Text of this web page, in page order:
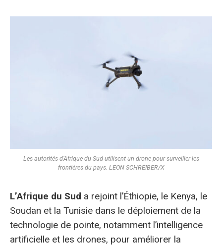
Les autorités d’Afrique du Sud utilisent un drone pour surveiller les
frontières du pays. LEON SCHREIBER/X
L’Afrique du Sud a rejoint l’Éthiopie, le Kenya, le
Soudan et la Tunisie dans le déploiement de la
technologie de pointe, notamment l’intelligence
artificielle et les drones, pour améliorer la